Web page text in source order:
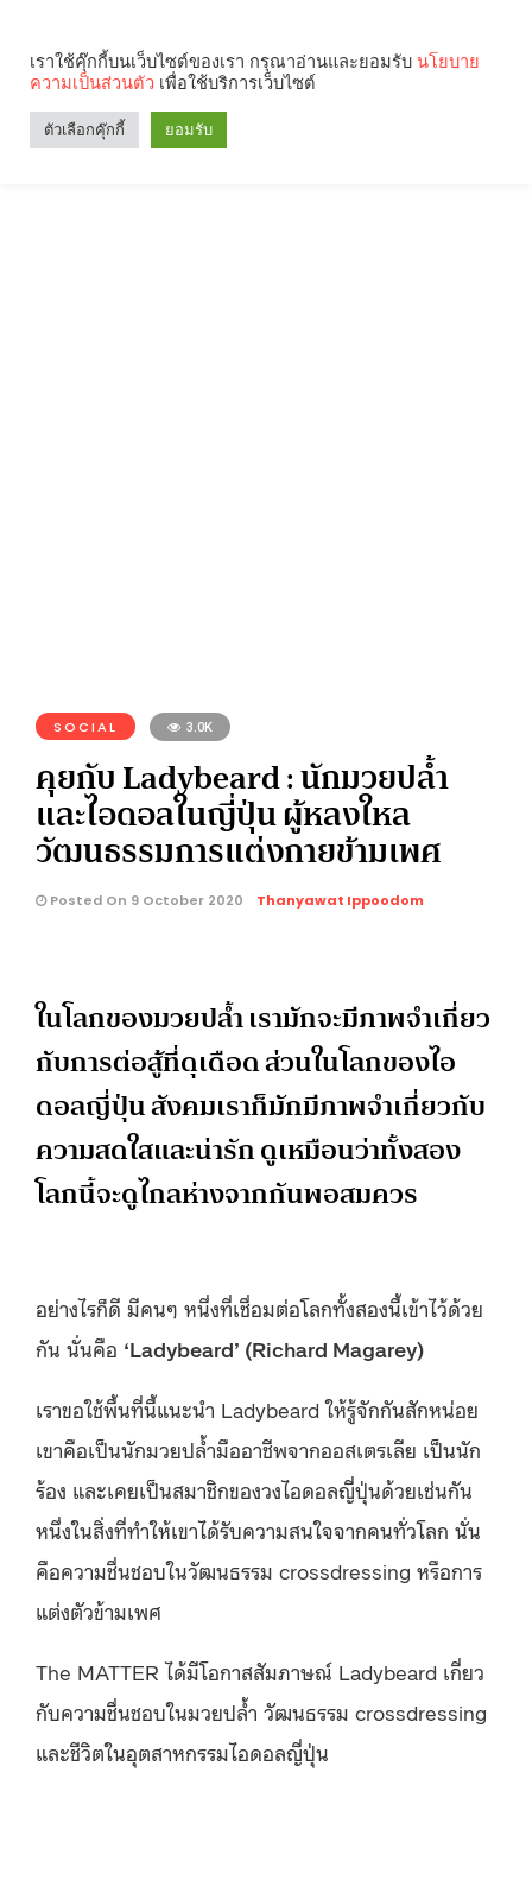
SOCIAL 3.0K
คุยกับ Ladybeard : นักมวยปล้ำ
และไอดอลในญี่ปุ่น ผู้หลงใหล
วัฒนธรรมการแต่งกายข้ามเพศ
Posted On 9 October 2020 Thanyawat Ippoodom
ในโลกของมวยปล้ำ เรามักจะมีภาพจำเกี่ยว
กับการต่อสู้ที่ดุเดือด ส่วนในโลกของไอ
ดอลญี่ปุ่น สังคมเราก็มักมีภาพจำเกี่ยวกับ
ความสดใสและน่ารัก ดูเหมือนว่าทั้งสอง
โลกนี้จะดูไกลห่างจากกันพอสมควร
อย่างไรก็ดี มีคนๆ หนึ่งที่เชื่อมต่อโลกทั้งสองนี้เข้าไว้ด้วย
กัน นั่นคือ ‘Ladybeard’ (Richard Magarey)
เราขอใช้พื้นที่นี้แนะนำ Ladybeard ให้รู้จักกันสักหน่อย
เขาคือเป็นนักมวยปล้ำมืออาชีพจากออสเตรเลีย เป็นนัก
ร้อง และเคยเป็นสมาชิกของวงไอดอลญี่ปุ่นด้วยเช่นกัน
หนึ่งในสิ่งที่ทำให้เขาได้รับความสนใจจากคนทั่วโลก นั่น
คือความชื่นชอบในวัฒนธรรม crossdressing หรือการ
แต่งตัวข้ามเพศ
The MATTER ได้มีโอกาสสัมภาษณ์ Ladybeard เกี่ยว
กับความชื่นชอบในมวยปล้ำ วัฒนธรรม crossdressing
และชีวิตในอุตสาหกรรมไอดอลญี่ปุ่น
เราใช้คุ๊กกี้บนเว็บไซต์ของเรา กรุณาอ่านและยอมรับ นโยบาย
ความเป็นส่วนตัว เพื่อใช้บริการเว็บไซต์
ตัวเลือกคุ๊กกี้ ยอมรับ